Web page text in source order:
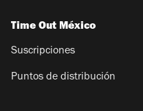
Time Out México
Suscripciones
Puntos de distribución